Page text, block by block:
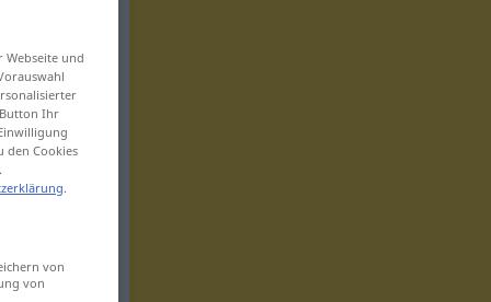
und
Ihr
den Cookies
.
von
von